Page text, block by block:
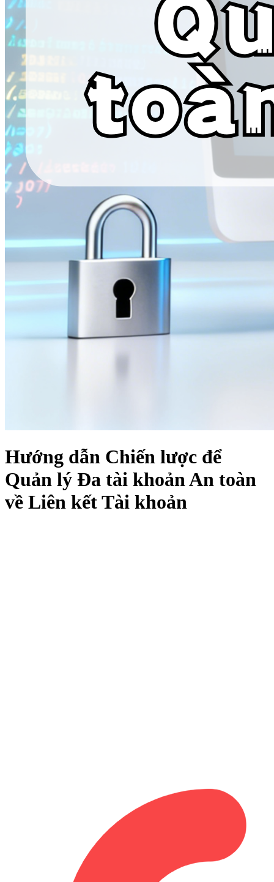
Hướng dẫn Chiến lược để
Quản lý Đa tài khoản An toàn
về Liên kết Tài khoản